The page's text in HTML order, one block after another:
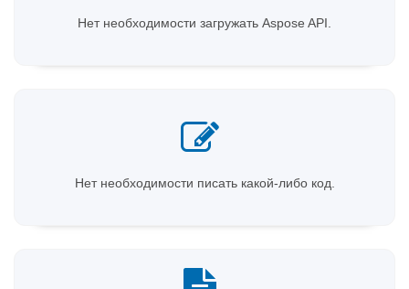
Нет необходимости загружать Aspose API.
Нет необходимости писать какой-либо код.